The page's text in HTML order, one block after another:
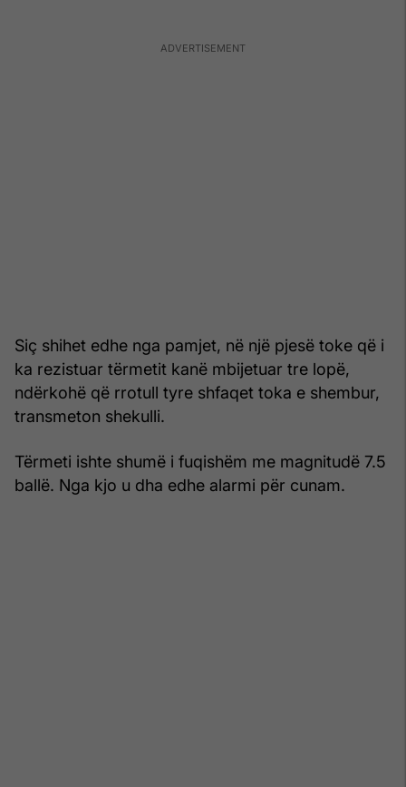
Siç shihet edhe nga pamjet, në një pjesë toke që i
ka rezistuar tërmetit kanë mbijetuar tre lopë,
ndërkohë që rrotull tyre shfaqet toka e shembur,
transmeton shekulli.
Tërmeti ishte shumë i fuqishëm me magnitudë 7.5
ballë. Nga kjo u dha edhe alarmi për cunam.